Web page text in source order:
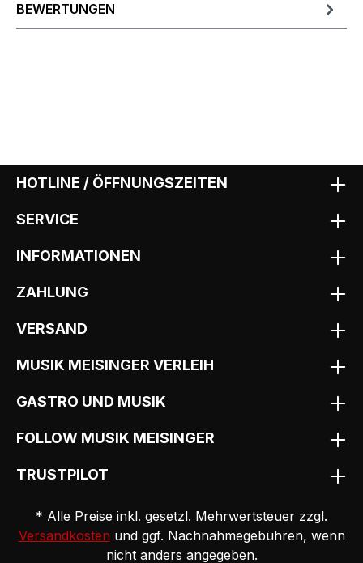
BEWERTUNGEN
HOTLINE / ÖFFNUNGSZEITEN
SERVICE
INFORMATIONEN
ZAHLUNG
VERSAND
MUSIK MEISINGER VERLEIH
GASTRO UND MUSIK
FOLLOW MUSIK MEISINGER
TRUSTPILOT
* Alle Preise inkl. gesetzl. Mehrwertsteuer zzgl.
Versandkosten und ggf. Nachnahmegebühren, wenn
nicht anders angegeben.